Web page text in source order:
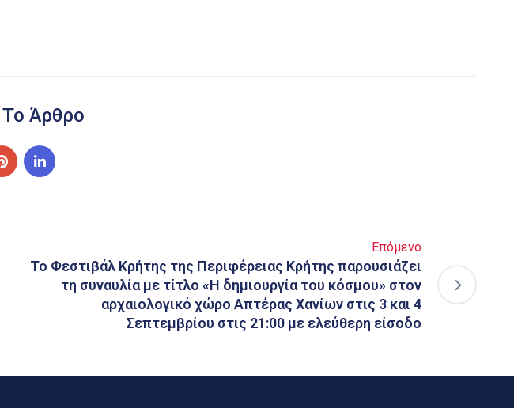
Άρθρο
Επόμενο
Το Φεστιβάλ Κρήτης της Περιφέρειας Κρήτης παρουσιάζει
τη συναυλία με τίτλο «Η δημιουργία του κόσμου» στον
αρχαιολογικό χώρο Απτέρας Χανίων στις 3 και 4
Σεπτεμβρίου στις 21:00 με ελεύθερη είσοδο